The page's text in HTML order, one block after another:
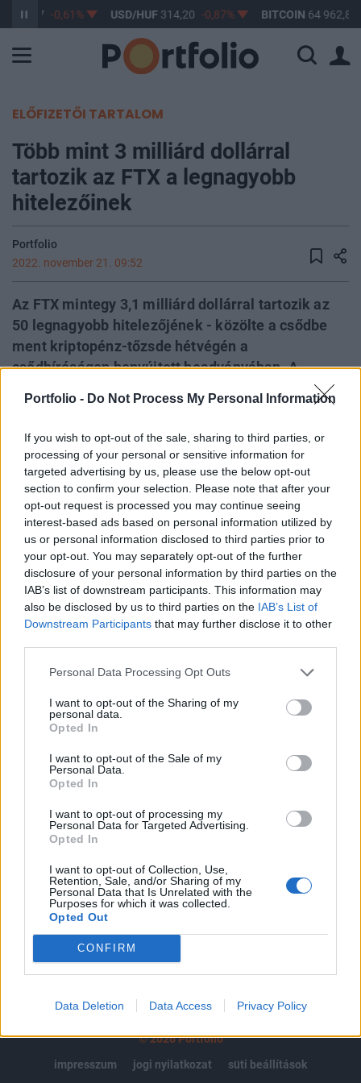
Portfolio - Do Not Process My Personal Information
If you wish to opt-out of the sale, sharing to third parties, or
processing of your personal or sensitive information for
targeted advertising by us, please use the below opt-out
section to confirm your selection. Please note that after your
opt-out request is processed you may continue seeing
interest-based ads based on personal information utilized by
us or personal information disclosed to third parties prior to
your opt-out. You may separately opt-out of the further
disclosure of your personal information by third parties on the
IAB’s list of downstream participants. This information may
also be disclosed by us to third parties on the IAB’s List of
Downstream Participants that may further disclose it to other
Personal Data Processing Opt Outs
I want to opt-out of the Sharing of my
personal data.
Opted In
I want to opt-out of the Sale of my
Personal Data.
Opted In
I want to opt-out of processing my
Personal Data for Targeted Advertising.
Opted In
I want to opt-out of Collection, Use,
Retention, Sale, and/or Sharing of my
Personal Data that Is Unrelated with the
Purposes for which it was collected.
Opted Out
CONFIRM
Data Deletion Data Access Privacy Policy
363,17 -0,61% USD/HUF314,20 -0,87% BITCOIN 64 962,89
ELŐFIZETŐI TARTALOM
Több mint 3 milliárd dollárral
tartozik az FTX a legnagyobb
hitelezőinek
Portfolio
2022. november 21. 09:52
Az FTX mintegy 3,1 milliárd dollárral tartozik az
50 legnagyobb hitelezőjének - közölte a csődbe
ment kriptopénz-tőzsde hétvégén a
csődbíróságon benyújtott beadványában. A
ügyfeleket sorolt fel. Két hitelezőnek egyenként
több mint 200 millió dollárral tartoznak - írja a
Wall Street Journal.
Az FTX ügyvédei azt mondták, hogy összességében több
mint egymillió hitelező lehet az FTX különböző
szervezeteinél. Szintén szombaton John J. Ray, a vállalat
új vezérigazgatójának nyilatkozata kissé optimistább
hangot ütött meg a hitelezők kifizetéséhez szükséges
eszközök visszaszerzésével kapcsolatban. Csütörtökön a
veterán csődeljárási vezető azt mondta...
A keresett cikk a portfolio.hu hírarchívumához
tartozik, melynek olvasása előfizetéses
regisztrációhoz kötött.
Az előfizetés a következőket tartalmazza:
Portfolio.hu teljes cikkarchívum
Kötéslisták: BÉT elmúlt 2 év napon belüli
kötéslistái
MÁR ELŐFIZETŐNK VAGY? BEJELENTKEZÉS
© 2026 Portfolio
impresszum
jogi nyilatkozat süti beállítások